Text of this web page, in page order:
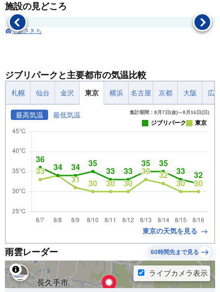
施設の見どころ
：あさきち
ジブリパークと主要都市の気温比較
札幌 仙台 金沢 東京 横浜 名古屋 京都 大阪 広
最高気温 最低気温 集計期間：8月7日(金)～8月16日(日)
ジブリパーク 東京
東京の天気を見る
雨雲レーダー 60時間先まで見る